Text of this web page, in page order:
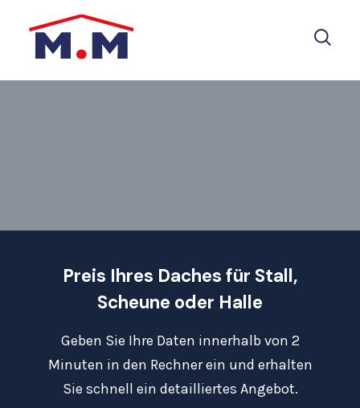
Preis Ihres Daches für Stall,
Scheune oder Halle
Geben Sie Ihre Daten innerhalb von 2
Minuten in den Rechner ein und erhalten
Sie schnell ein detailliertes Angebot.